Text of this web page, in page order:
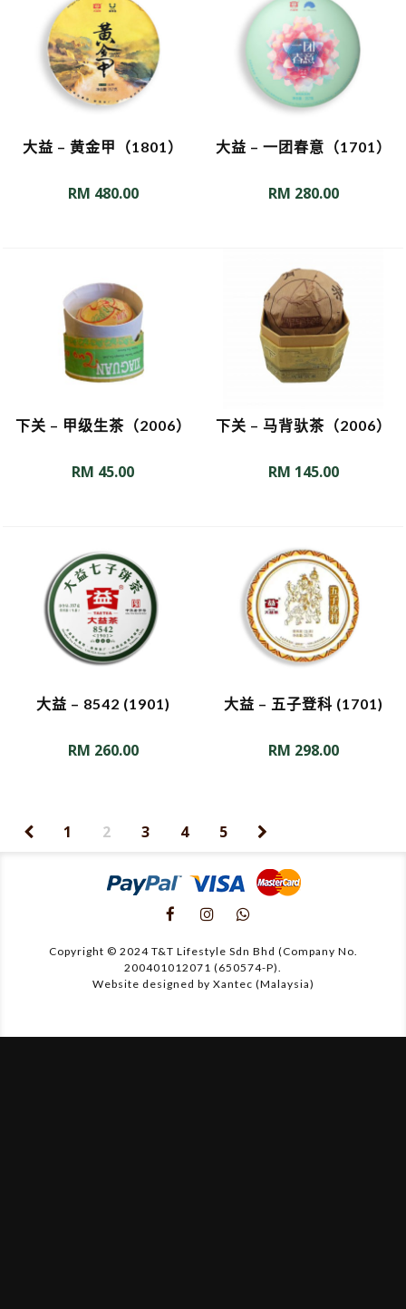
大益 – 黄金甲（1801）
RM 480.00
大益 – 一团春意（1701）
RM 280.00
下关 – 甲级生茶（2006）
RM 45.00
下关 – 马背驮茶（2006）
RM 145.00
大益 – 8542 (1901)
RM 260.00
大益 – 五子登科 (1701)
RM 298.00
1 2 3 4 5
Copyright © 2024 T&T Lifestyle Sdn Bhd (Company No.
200401012071 (650574-P).
Website designed by Xantec (Malaysia)